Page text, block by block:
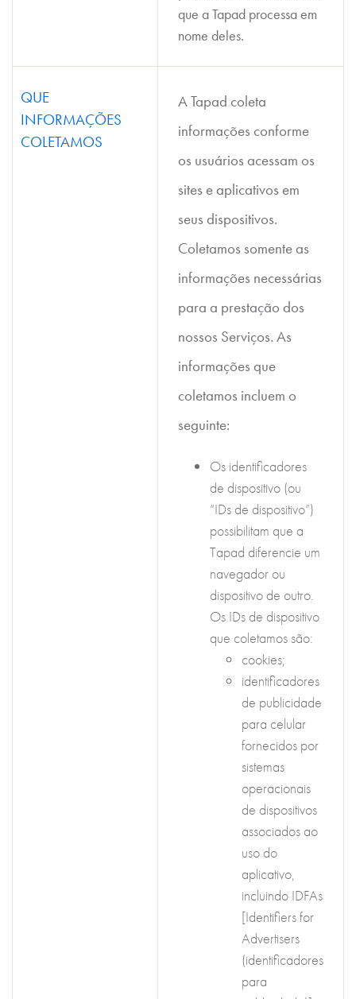
que a Tapad processa em
nome deles.
QUE
INFORMAÇÕES
COLETAMOS
A Tapad coleta
informações conforme
os usuários acessam os
sites e aplicativos em
seus dispositivos.
Coletamos somente as
informações necessárias
para a prestação dos
nossos Serviços. As
informações que
coletamos incluem o
seguinte:
Os identificadores
de dispositivo (ou
“IDs de dispositivo”)
possibilitam que a
Tapad diferencie um
navegador ou
dispositivo de outro.
Os IDs de dispositivo
que coletamos são:
cookies;
identificadores
de publicidade
para celular
fornecidos por
sistemas
operacionais
de dispositivos
associados ao
uso do
aplicativo,
incluindo IDFAs
[Identifiers for
Advertisers
(identificadores
para